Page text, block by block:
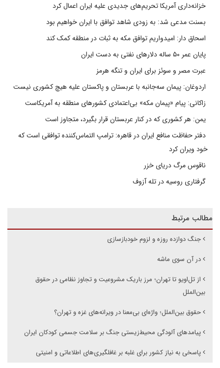
خزانه‌داری آمریکا تحریم‌های جدیدی علیه ایران اعمال کرد
بسنت مدعی شد: به زودی شاهد توافق با ایران خواهیم بود
اسحاق دار: امیدواریم توافق مکه به ثبات در منطقه کمک کند
پایان عمر ۵۰ ساله دلارهای نفتی به دست ایران
عبرت مصر و سوئز برای ایران و تنگه هرمز
اردوغان: پیمان سه‌جانبه با عربستان و پاکستان علیه هیچ کشوری نیست
زاکانی: پیام «پیمان مکه» بی‌اعتمادی کشورهای منطقه به آمریکاست
یمن: هر کشوری که در کنار عربستان قرار بگیرد، متجاوز است
دفتر حفاظت منافع ایران در قاهره: ترامپ التماس‌کننده توافقی است که
خود ویران کرد
ناقوس مرگ دریای خزر
گرفتاری روسیه در تله آزوف
مطالب مرتبط
جنگ دوازده روزه و لزوم خودبازسازی
در آن سوی ماشه
از تل‌اویو تا تهران؛ مرز باریک مشروعیت و تجاوز نظامی در حقوق
بین‌الملل
حقوق بین‌الملل؛ واژه‌ای بی‌معنا در ویرانه‌های غزه و تهران؟
پیامدهای آلودگی محیط‌زیستی جنگ بر سلامت جسمی کودکان ایران
پاسخی به نیاز کشور برای غلبه بر غافلگیری‌های اطلاعاتی و امنیتی